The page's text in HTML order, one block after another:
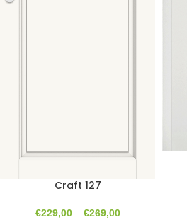
Craft 127
€229,00– €269,00